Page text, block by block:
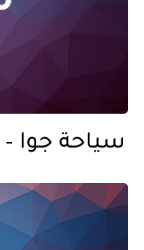
سياحة جوا